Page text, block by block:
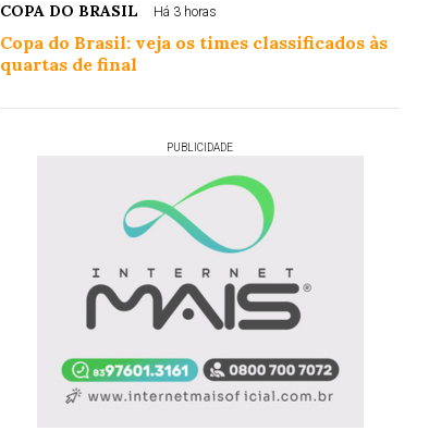
COPA DO BRASIL Há 3 horas
Copa do Brasil: veja os times classificados às
quartas de final
PUBLICIDADE